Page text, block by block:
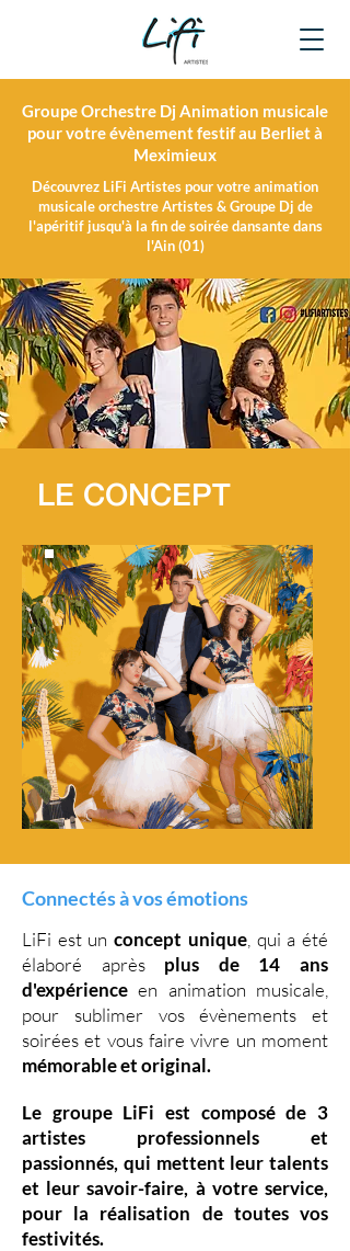
Groupe Orchestre Dj Animation musicale
pour votre évènement festif au Berliet à
Meximieux
Découvrez LiFi Artistes pour votre animation
musicale orchestre Artistes & Groupe Dj de
l'apéritif jusqu'à la fin de soirée dansante dans
l'Ain (01)
LE CONCEPT
Connectés à vos émotions
LiFi est unconcept unique, qui a été
élaboré après plus de 14 ans
d'expérience en animation musicale,
pour sublimer vos évènements et
soirées et vous faire vivre un moment
mémorable et original.
Le groupe LiFi est composé de 3
artistes professionnels et
passionnés, qui mettent leur talents
et leursavoir-faire, à votre service,
pour la réalisation de toutes vos
festivités.